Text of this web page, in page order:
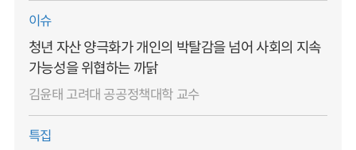
이슈
청년 자산 양극화가 개인의 박탈감을 넘어 사회의 지속
가능성을 위협하는 까닭
김윤태 고려대 공공정책대학 교수
특집